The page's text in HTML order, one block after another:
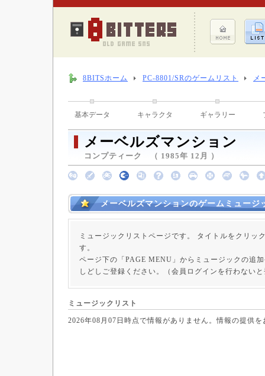
8BITSホーム PC-8801/SRのゲームリスト メ
基本データ キャラクタ ギャラリー
メーベルズマンション
コンプティーク （ 1985年 12月 ）
メーベルズマンションのゲームミュージ
ミュージックリストページです。 タイトルをクリッ
す。
ページ下の「PAGE MENU」からミュージックの追
しどしご登録ください。（会員ログインを行わない
ミュージックリスト
2026年08月07日時点で情報がありません。情報の提供